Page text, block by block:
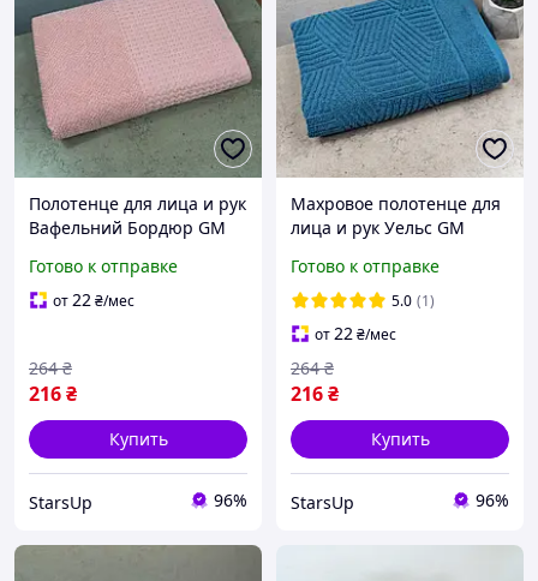
Полотенце для лица и рук
Вафельний Бордюр GM
(Розовый)
Готово к отправке
от22₴/мес
216₴
264 ₴
Купить
StarsUp 96%
Махровое полотенце для
лица и рук Уельс GM
(Синий)
Готово к отправке
5.0 (1)
от22₴/мес
216₴
264 ₴
Купить
StarsUp 96%